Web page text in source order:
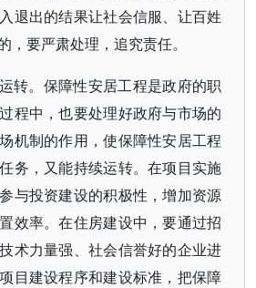
退出的结果让社会信服、让百姓
，要严肃处理，追究责任。
转。保障性安居工程是政府的职
程中，也要处理好政府与市场的
机制的作用，使保障性安居工程
务，又能持续运转。在项目实施
与投资建设的积极性，增加资源
效率。在住房建设中，要通过招
术力量强、社会信誉好的企业进
目建设程序和建设标准，把保障